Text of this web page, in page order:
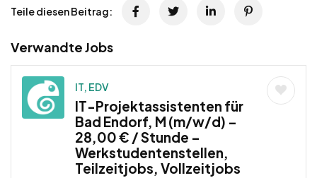
Teile diesen Beitrag:
Verwandte Jobs
IT, EDV
IT-Projektassistenten für
Bad Endorf, M (m/w/d) –
28,00 € / Stunde –
Werkstudentenstellen,
Teilzeitjobs, Vollzeitjobs